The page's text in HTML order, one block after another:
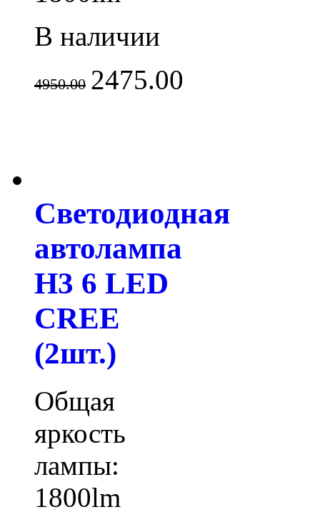
В наличии
4950.00 2475.00
Светодиодная
автолампа
H3 6 LED
CREE
(2шт.)
Общая
яркость
лампы:
1800lm